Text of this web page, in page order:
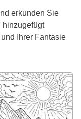
erkunden Sie
hinzugefügt
Ihrer Fantasie